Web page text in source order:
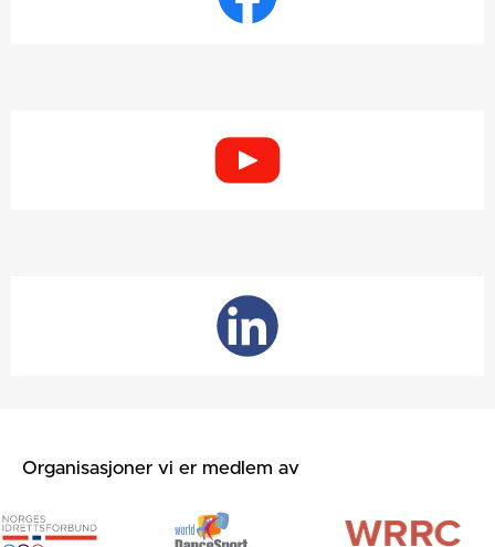
Organisasjoner vi er medlem av